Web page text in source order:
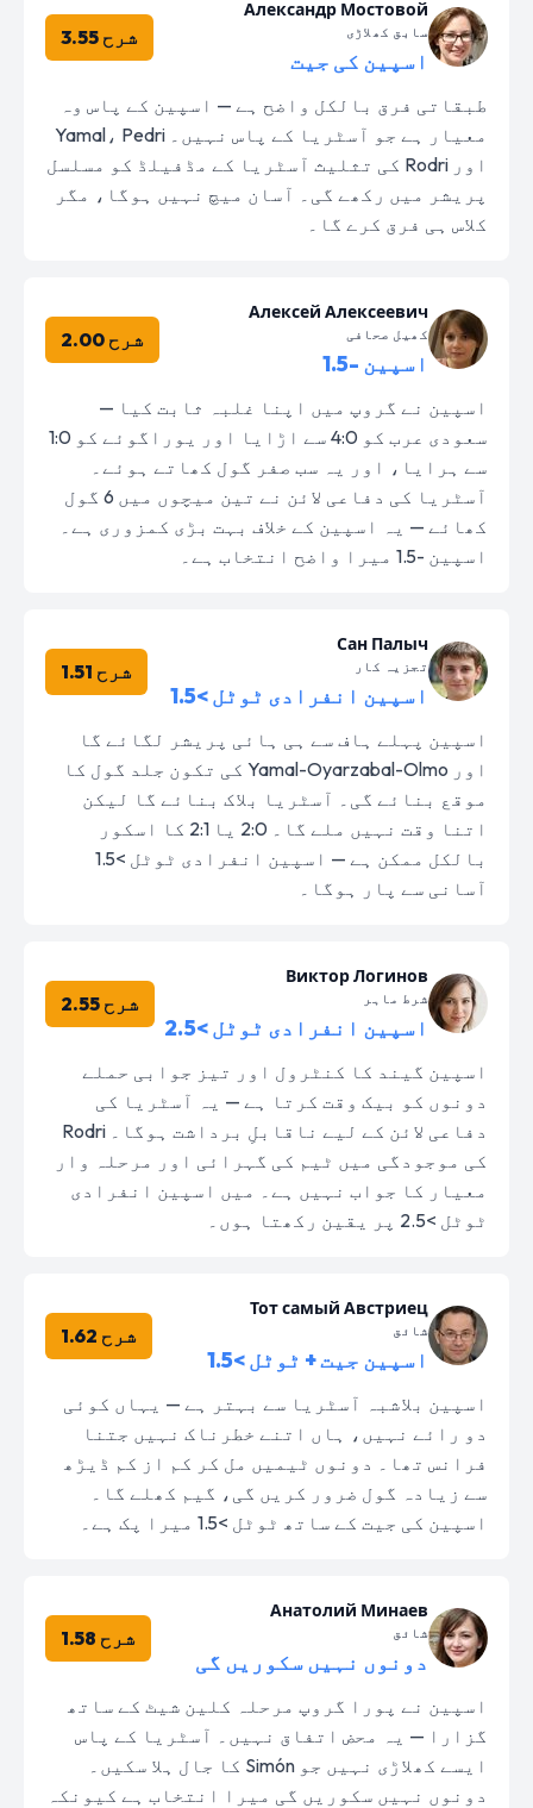
Александр Мостовой
سابق کھلاڑی
اسپین کی جیت
شرح 3.55
طبقاتی فرق بالکل واضح ہے — اسپین کے پاس وہ
معیار ہے جو آسٹریا کے پاس نہیں۔ Yamal، Pedri
اور Rodri کی تثلیث آسٹریا کے مڈفیلڈ کو مسلسل
پریشر میں رکھے گی۔ آسان میچ نہیں ہوگا، مگر
کلاس ہی فرق کرے گا۔
Алексей Алексеевич
کھیل صحافی
اسپین -1.5
شرح 2.00
اسپین نے گروپ میں اپنا غلبہ ثابت کیا —
سعودی عرب کو 4:0 سے اڑایا اور یوراگوئے کو 1:0
سے ہرایا، اور یہ سب صفر گول کھاتے ہوئے۔
آسٹریا کی دفاعی لائن نے تین میچوں میں 6 گول
کھائے — یہ اسپین کے خلاف بہت بڑی کمزوری ہے۔
اسپین -1.5 میرا واضح انتخاب ہے۔
Сан Палыч
تجزیہ کار
اسپین انفرادی ٹوٹل >1.5
شرح 1.51
اسپین پہلے ہاف سے ہی ہائی پریشر لگائے گا
اور Yamal-Oyarzabal-Olmo کی تکون جلد گول کا
موقع بنائے گی۔ آسٹریا بلاک بنائے گا لیکن
اتنا وقت نہیں ملے گا۔ 2:0 یا 2:1 کا اسکور
بالکل ممکن ہے — اسپین انفرادی ٹوٹل >1.5
آسانی سے پار ہوگا۔
Виктор Логинов
شرط ماہر
اسپین انفرادی ٹوٹل >2.5
شرح 2.55
اسپین گیند کا کنٹرول اور تیز جوابی حملے
دونوں کو بیک وقت کرتا ہے — یہ آسٹریا کی
دفاعی لائن کے لیے ناقابلِ برداشت ہوگا۔ Rodri
کی موجودگی میں ٹیم کی گہرائی اور مرحلہ وار
معیار کا جواب نہیں ہے۔ میں اسپین انفرادی
ٹوٹل >2.5 پر یقین رکھتا ہوں۔
Тот самый Австриец
شائق
اسپین جیت + ٹوٹل >1.5
شرح 1.62
اسپین بلاشبہ آسٹریا سے بہتر ہے — یہاں کوئی
دو رائے نہیں، ہاں اتنے خطرناک نہیں جتنا
فرانس تھا۔ دونوں ٹیمیں مل کر کم از کم ڈیڑھ
سے زیادہ گول ضرور کریں گی، گیم کھلے گا۔
اسپین کی جیت کے ساتھ ٹوٹل >1.5 میرا پک ہے۔
Анатолий Минаев
شائق
دونوں نہیں سکوریں گی
شرح 1.58
اسپین نے پورا گروپ مرحلہ کلین شیٹ کے ساتھ
گزارا — یہ محض اتفاق نہیں۔ آسٹریا کے پاس
ایسے کھلاڑی نہیں جو Simón کا جال ہلا سکیں۔
دونوں نہیں سکوریں گی میرا انتخاب ہے کیونکہ